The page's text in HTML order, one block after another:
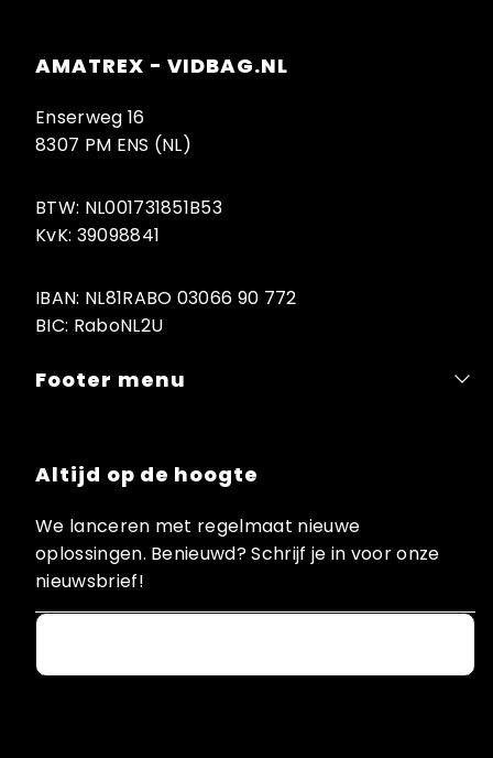
AMATREX - VIDBAG.NL
Enserweg 16
8307 PM ENS (NL)
BTW: NL001731851B53
KvK: 39098841
IBAN: NL81RABO 03066 90 772
BIC: RaboNL2U
Footer menu
Altijd op de hoogte
We lanceren met regelmaat nieuwe
oplossingen. Benieuwd? Schrijf je in voor onze
nieuwsbrief!